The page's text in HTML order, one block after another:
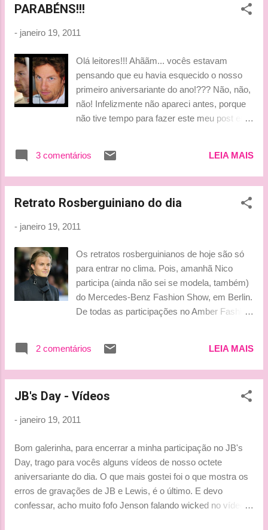
modelo está fazendo nas fotos?? Ok, eu juro
post, que não vou fazer piadas sobre as
PARABÉNS!!!
- janeiro 19, 2011
Olá leitores!!! Ahããm... vocês estavam
pensando que eu havia esquecido o nosso
primeiro aniversariante do ano!??? Não, não,
não! Infelizmente não apareci antes, porque
não tive tempo para fazer este meu post em
muito antes até do Blog... éramos só 4 fãs.
hehe. Hoje, depois de campeão do mundo o
carinhosamente desde 2007 este nosso
nosso querido The Real, quero desejar
nas pistas quanto foras delas!!!! Aqui minha
homenagem... Para ampliar e salvar, basta
clicar com botão direito do mouse!
3 comentários LEIA MAIS
Retrato Rosberguiniano do dia
- janeiro 19, 2011
Os retratos rosberguinianos de hoje são só
para entrar no clima. Pois, amanhã Nico
participa (ainda não sei se modela, também)
do Mercedes-Benz Fashion Show, em Berlin.
De todas as participações no Amber Fashion
em p&b: photo shoot para o novo site em
meados de 2010 By Lu
2 comentários LEIA MAIS
JB's Day - Vídeos
- janeiro 19, 2011
Bom galerinha, para encerrar a minha participação no JB's
Day, trago para vocês alguns vídeos de nosso octete
aniversariante do dia. O que mais gostei foi o que mostra os
erros de gravações de JB e Lewis, é o último. E devo
confessar, acho muito fofo Jenson falando wicked no vídeo